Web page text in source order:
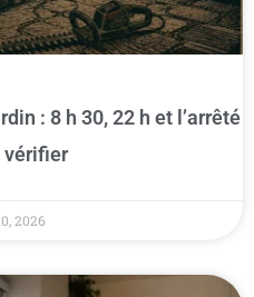
: 8 h 30, 22 h et l’arrêté
vérifier
2026